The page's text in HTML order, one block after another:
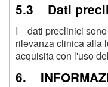
5.3 Dati
I dati preclinici sono
rilevanza clinica alla
acquisita con l'uso
6.